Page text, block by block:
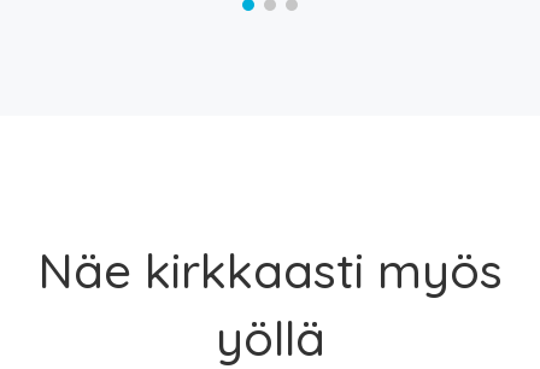
Näe kirkkaasti myös
yöllä